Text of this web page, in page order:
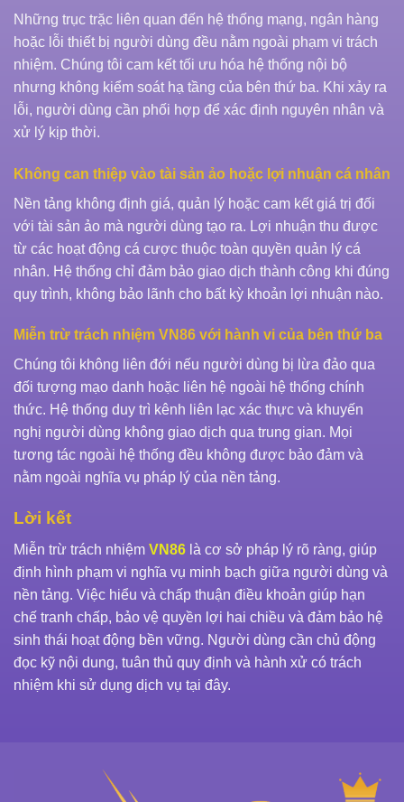
Những trục trặc liên quan đến hệ thống mạng, ngân hàng
hoặc lỗi thiết bị người dùng đều nằm ngoài phạm vi trách
nhiệm. Chúng tôi cam kết tối ưu hóa hệ thống nội bộ
nhưng không kiểm soát hạ tầng của bên thứ ba. Khi xảy ra
lỗi, người dùng cần phối hợp để xác định nguyên nhân và
xử lý kịp thời.
Không can thiệp vào tài sản ảo hoặc lợi nhuận cá nhân
Nền tảng không định giá, quản lý hoặc cam kết giá trị đối
với tài sản ảo mà người dùng tạo ra. Lợi nhuận thu được
từ các hoạt động cá cược thuộc toàn quyền quản lý cá
nhân. Hệ thống chỉ đảm bảo giao dịch thành công khi đúng
quy trình, không bảo lãnh cho bất kỳ khoản lợi nhuận nào.
Miễn trừ trách nhiệm VN86 với hành vi của bên thứ ba
Chúng tôi không liên đới nếu người dùng bị lừa đảo qua
đối tượng mạo danh hoặc liên hệ ngoài hệ thống chính
thức. Hệ thống duy trì kênh liên lạc xác thực và khuyến
nghị người dùng không giao dịch qua trung gian. Mọi
tương tác ngoài hệ thống đều không được bảo đảm và
nằm ngoài nghĩa vụ pháp lý của nền tảng.
Lời kết
Miễn trừ trách nhiệm VN86 là cơ sở pháp lý rõ ràng, giúp
định hình phạm vi nghĩa vụ minh bạch giữa người dùng và
nền tảng. Việc hiểu và chấp thuận điều khoản giúp hạn
chế tranh chấp, bảo vệ quyền lợi hai chiều và đảm bảo hệ
sinh thái hoạt động bền vững. Người dùng cần chủ động
đọc kỹ nội dung, tuân thủ quy định và hành xử có trách
nhiệm khi sử dụng dịch vụ tại đây.